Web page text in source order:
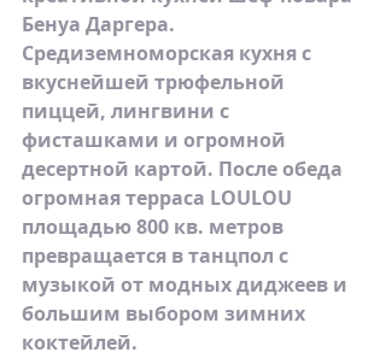
Бенуа Даргера.
Средиземноморская кухня с
вкуснейшей трюфельной
пиццей, лингвини с
фисташками и огромной
десертной картой. После обеда
огромная терраса LOULOU
площадью 800 кв. метров
превращается в танцпол с
музыкой от модных диджеев и
большим выбором зимних
коктейлей.